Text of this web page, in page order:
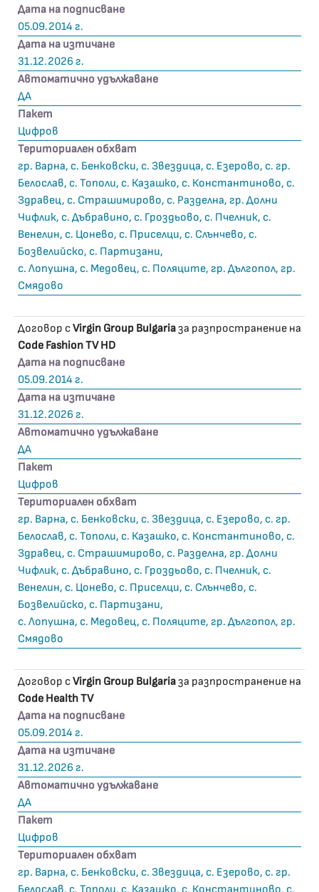
Дата на подписване
05.09.2014 г.
Дата на изтичане
31.12.2026 г.
Автоматично удължаване
ДА
Пакет
Цифров
Териториален обхват
гр. Варна, с. Бенковски, с. Звездица, с. Езерово, с. гр.
Белослав, с. Тополи, с. Казашко, с. Константиново, с.
Здравец, с. Страшимирово, с. Разделна, гр. Долни
Чифлик, с. Дъбравино, с. Гроздьово, с. Пчелник, с.
Венелин, с. Цонево, с. Приселци, с. Слънчево, с.
Бозвелийско, с. Партизани,
с. Лопушна, с. Медовец, с. Поляците, гр. Дългопол, гр.
Смядово
Договор сVirgin Group Bulgariaза разпространение на
Code Fashion TV HD
Дата на подписване
05.09.2014 г.
Дата на изтичане
31.12.2026 г.
Автоматично удължаване
ДА
Пакет
Цифров
Териториален обхват
гр. Варна, с. Бенковски, с. Звездица, с. Езерово, с. гр.
Белослав, с. Тополи, с. Казашко, с. Константиново, с.
Здравец, с. Страшимирово, с. Разделна, гр. Долни
Чифлик, с. Дъбравино, с. Гроздьово, с. Пчелник, с.
Венелин, с. Цонево, с. Приселци, с. Слънчево, с.
Бозвелийско, с. Партизани,
с. Лопушна, с. Медовец, с. Поляците, гр. Дългопол, гр.
Смядово
Договор сVirgin Group Bulgariaза разпространение на
Code Health TV
Дата на подписване
05.09.2014 г.
Дата на изтичане
31.12.2026 г.
Автоматично удължаване
ДА
Пакет
Цифров
Териториален обхват
гр. Варна, с. Бенковски, с. Звездица, с. Езерово, с. гр.